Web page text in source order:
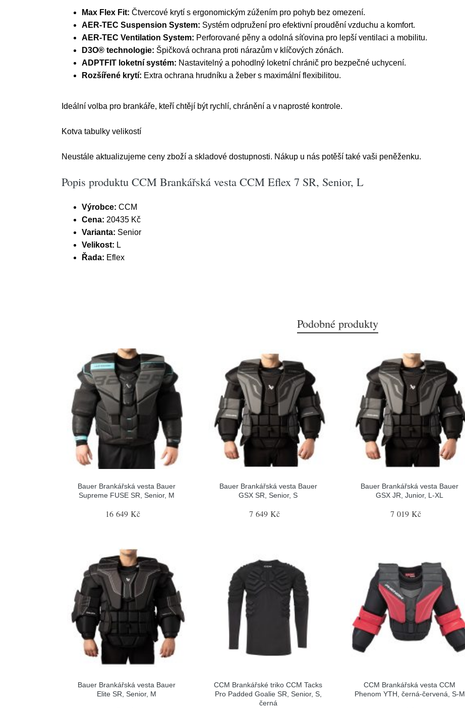
Max Flex Fit: Čtvercové krytí s ergonomickým zúžením pro pohyb bez omezení.
AER-TEC Suspension System: Systém odpružení pro efektivní proudění vzduchu a komfort.
AER-TEC Ventilation System: Perforované pěny a odolná síťovina pro lepší ventilaci a mobilitu.
D3O® technologie: Špičková ochrana proti nárazům v klíčových zónách.
ADPTFIT loketní systém: Nastavitelný a pohodlný loketní chránič pro bezpečné uchycení.
Rozšířené krytí: Extra ochrana hrudníku a žeber s maximální flexibilitou.
Ideální volba pro brankáře, kteří chtějí být rychlí, chránění a v naprosté kontrole.
Kotva tabulky velikostí
Neustále aktualizujeme ceny zboží a skladové dostupnosti. Nákup u nás potěší také vaši peněženku.
Popis produktu CCM Brankářská vesta CCM Eflex 7 SR, Senior, L
Výrobce: CCM
Cena: 20435 Kč
Varianta: Senior
Velikost: L
Řada: Eflex
Podobné produkty
Bauer Brankářská vesta Bauer
Supreme FUSE SR, Senior, M
16 649 Kč
Bauer Brankářská vesta Bauer
GSX SR, Senior, S
7 649 Kč
Bauer Brankářská vesta Bauer
GSX JR, Junior, L-XL
7 019 Kč
Bauer Brankářská vesta Bauer
Elite SR, Senior, M
CCM Brankářské triko CCM Tacks
Pro Padded Goalie SR, Senior, S,
černá
CCM Brankářská vesta CCM
Phenom YTH, černá-červená, S-M